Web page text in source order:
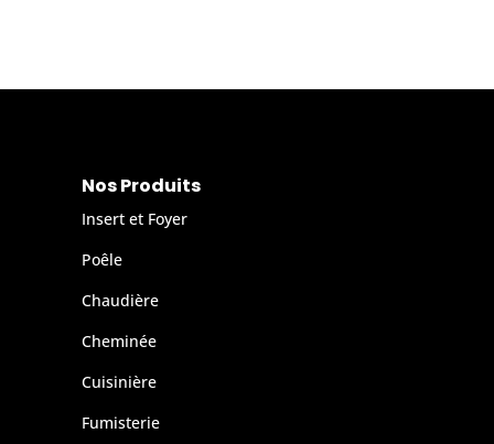
Nos Produits
Insert et Foyer
Poêle
Chaudière
Cheminée
Cuisinière
Fumisterie